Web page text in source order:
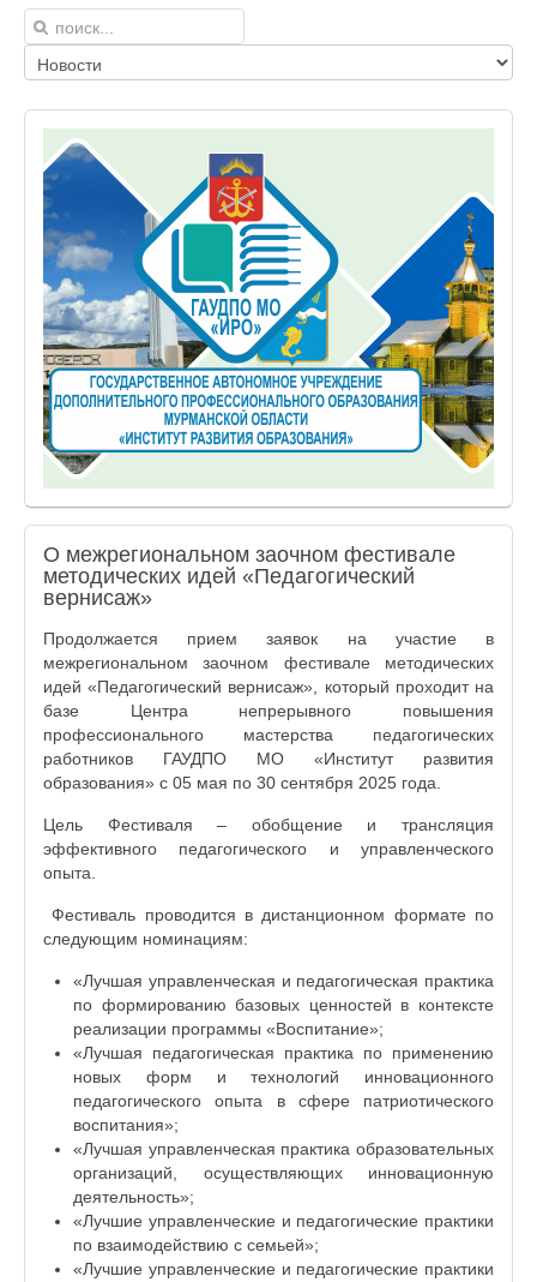
О межрегиональном заочном фестивале
методических идей «Педагогический
вернисаж»
Продолжается прием заявок на участие в
межрегиональном заочном фестивале методических
идей «Педагогический вернисаж», который проходит на
базе Центра непрерывного повышения
профессионального мастерства педагогических
работников ГАУДПО МО «Институт развития
образования» с 05 мая по 30 сентября 2025 года.
Цель Фестиваля – обобщение и трансляция
эффективного педагогического и управленческого
опыта.
Фестиваль проводится в дистанционном формате по
следующим номинациям:
«Лучшая управленческая и педагогическая практика
по формированию базовых ценностей в контексте
реализации программы «Воспитание»;
«Лучшая педагогическая практика по применению
новых форм и технологий инновационного
педагогического опыта в сфере патриотического
воспитания»;
«Лучшая управленческая практика образовательных
организаций, осуществляющих инновационную
деятельность»;
«Лучшие управленческие и педагогические практики
по взаимодействию с семьей»;
«Лучшие управленческие и педагогические практики